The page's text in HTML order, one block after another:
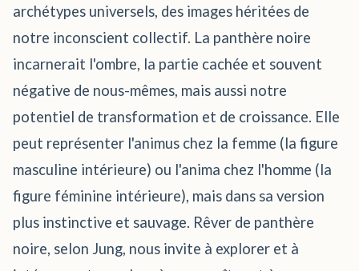
archétypes universels, des images héritées de
notre inconscient collectif. La panthère noire
incarnerait l'ombre, la partie cachée et souvent
négative de nous-mêmes, mais aussi notre
potentiel de transformation et de croissance. Elle
peut représenter l'animus chez la femme (la figure
masculine intérieure) ou l'anima chez l'homme (la
figure féminine intérieure), mais dans sa version
plus instinctive et sauvage. Rêver de panthère
noire, selon Jung, nous invite à explorer et à